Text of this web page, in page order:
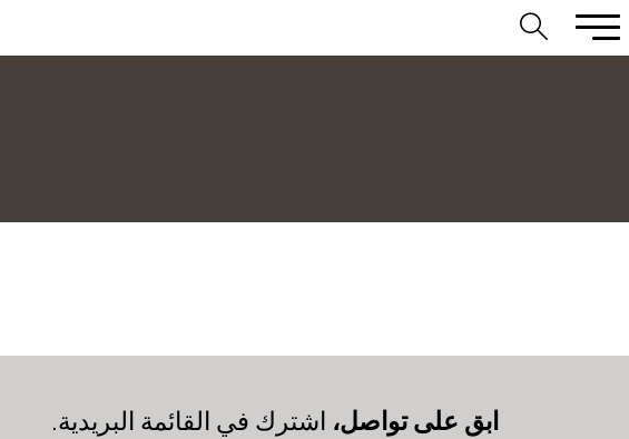
‫ابق على تواصل، اشترك في القائمة البريدية.